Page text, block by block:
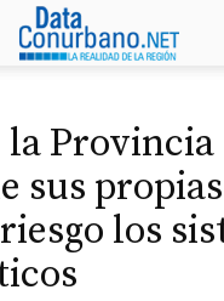
Provincia
sus
los